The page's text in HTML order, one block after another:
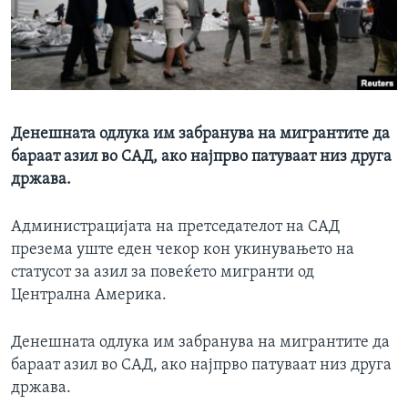
ИНТЕРВЈУА
Јазици
Денешната одлука им забранува на мигрантите да
бараат азил во САД, ако најпрво патуваат низ друга
држава.
Администрацијата на претседателот на САД
презема уште еден чекор кон укинувањето на
статусот за азил за повеќето мигранти од
Централна Америка.
Денешната одлука им забранува на мигрантите да
бараат азил во САД, ако најпрво патуваат низ друга
држава.